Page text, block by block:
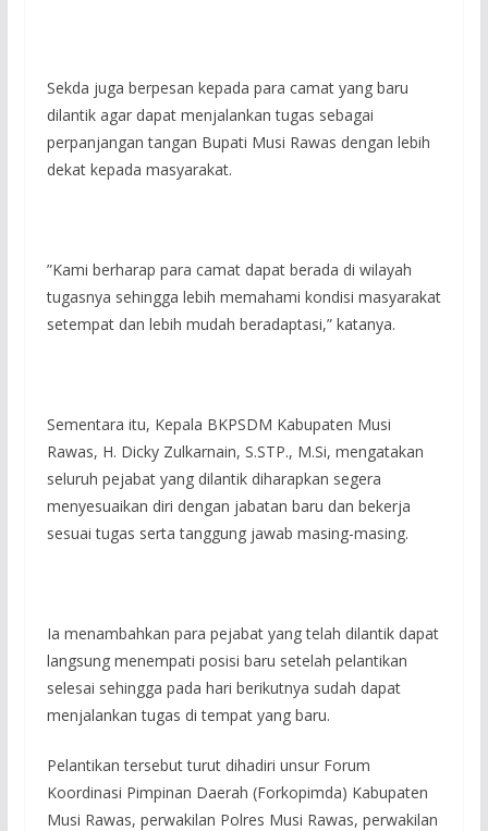
‎Sekda juga berpesan kepada para camat yang baru
dilantik agar dapat menjalankan tugas sebagai
perpanjangan tangan Bupati Musi Rawas dengan lebih
dekat kepada masyarakat.
‎”Kami berharap para camat dapat berada di wilayah
tugasnya sehingga lebih memahami kondisi masyarakat
setempat dan lebih mudah beradaptasi,” katanya.
‎Sementara itu, Kepala BKPSDM Kabupaten Musi
Rawas, H. Dicky Zulkarnain, S.STP., M.Si, mengatakan
seluruh pejabat yang dilantik diharapkan segera
menyesuaikan diri dengan jabatan baru dan bekerja
sesuai tugas serta tanggung jawab masing-masing.
‎Ia menambahkan para pejabat yang telah dilantik dapat
langsung menempati posisi baru setelah pelantikan
selesai sehingga pada hari berikutnya sudah dapat
menjalankan tugas di tempat yang baru.
Pelantikan tersebut turut dihadiri unsur Forum
Koordinasi Pimpinan Daerah (Forkopimda) Kabupaten
Musi Rawas, perwakilan Polres Musi Rawas, perwakilan